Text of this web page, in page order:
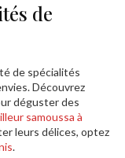
de
de spécialités
Découvrez
déguster des
samoussa à
leurs délices, optez
.